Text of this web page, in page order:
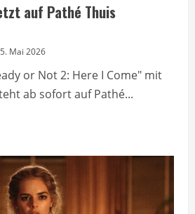
auf Pathé Thuis
5. Mai 2026
or Not 2: Here I Come" mit
ab sofort auf Pathé...